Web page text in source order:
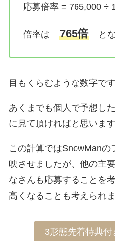
応募倍率 = 765,000 ÷
倍率は 765倍とな
目もくらむような数字です
あくまでも個人で予想し
に見て頂ければと思います
この計算ではSnowManの
映させましたが、他の主
なさんも応募することを
高くなることも考えられま
3形態先着特典付